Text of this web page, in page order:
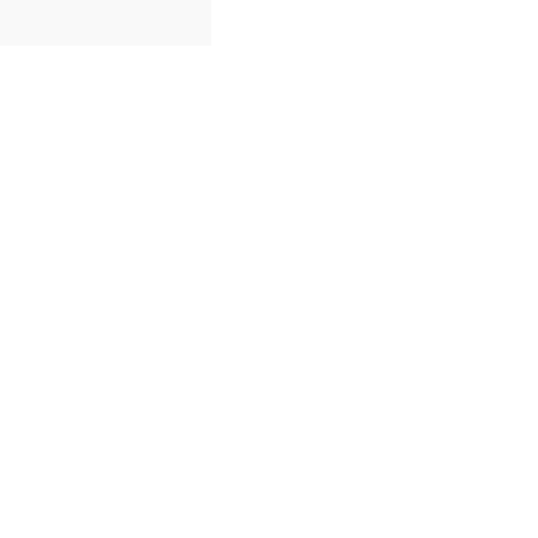
hvor råvarer fra kun det bedste sorteringsniveau er